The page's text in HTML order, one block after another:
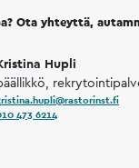
Ota yhteyttä,
Hupli
473 6214